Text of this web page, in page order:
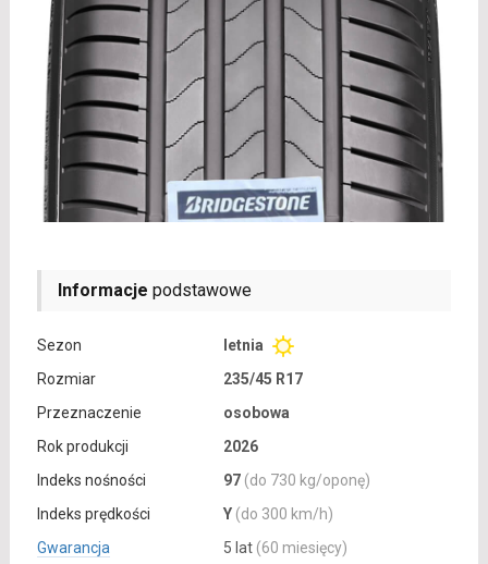
Informacje podstawowe
Sezon
letnia
Rozmiar
235/45 R17
Przeznaczenie
osobowa
Rok produkcji
2026
Indeks nośności
97 (do 730 kg/oponę)
Indeks prędkości
Y (do 300 km/h)
Gwarancja
5 lat (60 miesięcy)